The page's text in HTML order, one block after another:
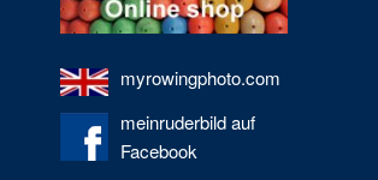
myrowingphoto.com
meinruderbild auf
Facebook